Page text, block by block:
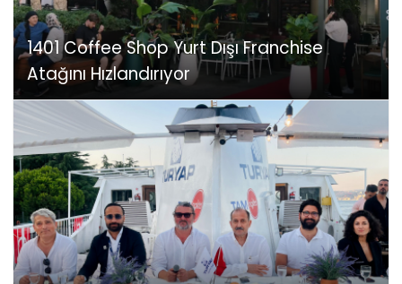
1401 Coffee Shop Yurt Dışı Franchise
Atağını Hızlandırıyor